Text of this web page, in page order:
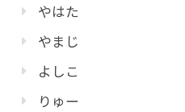
やはた
やまじ
よしこ
りゅー